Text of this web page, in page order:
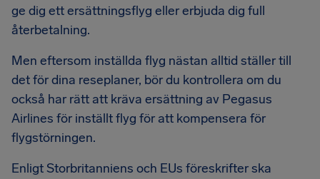
ge dig ett ersättningsflyg eller erbjuda dig full
återbetalning.
Men eftersom inställda flyg nästan alltid ställer till
det för dina reseplaner, bör du kontrollera om du
också har rätt att kräva ersättning av Pegasus
Airlines för inställt flyg för att kompensera för
flygstörningen.
Enligt Storbritanniens och EUs föreskrifter ska